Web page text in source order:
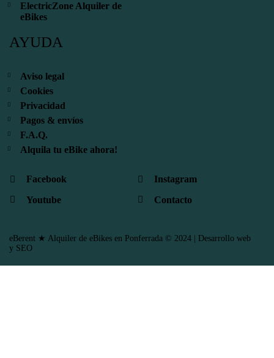
ElectricZone Alquiler de
eBikes
AYUDA
Aviso legal
Cookies
Privacidad
Pagos & envíos
F.A.Q.
Alquila tu eBike ahora!
Facebook
Instagram
Youtube
Contacto
eBerent ★ Alquiler de eBikes en Ponferrada © 2024 | Desarrollo web
y SEO